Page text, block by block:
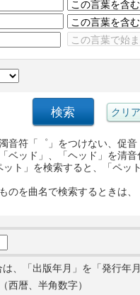
音符「゜」をつけない、促
ベッド」、「ヘッド」を清
ト」を検索すると、「ペ
のを曲名で検索するときは
、「出版年月」を「発行年
西暦、半角数字）